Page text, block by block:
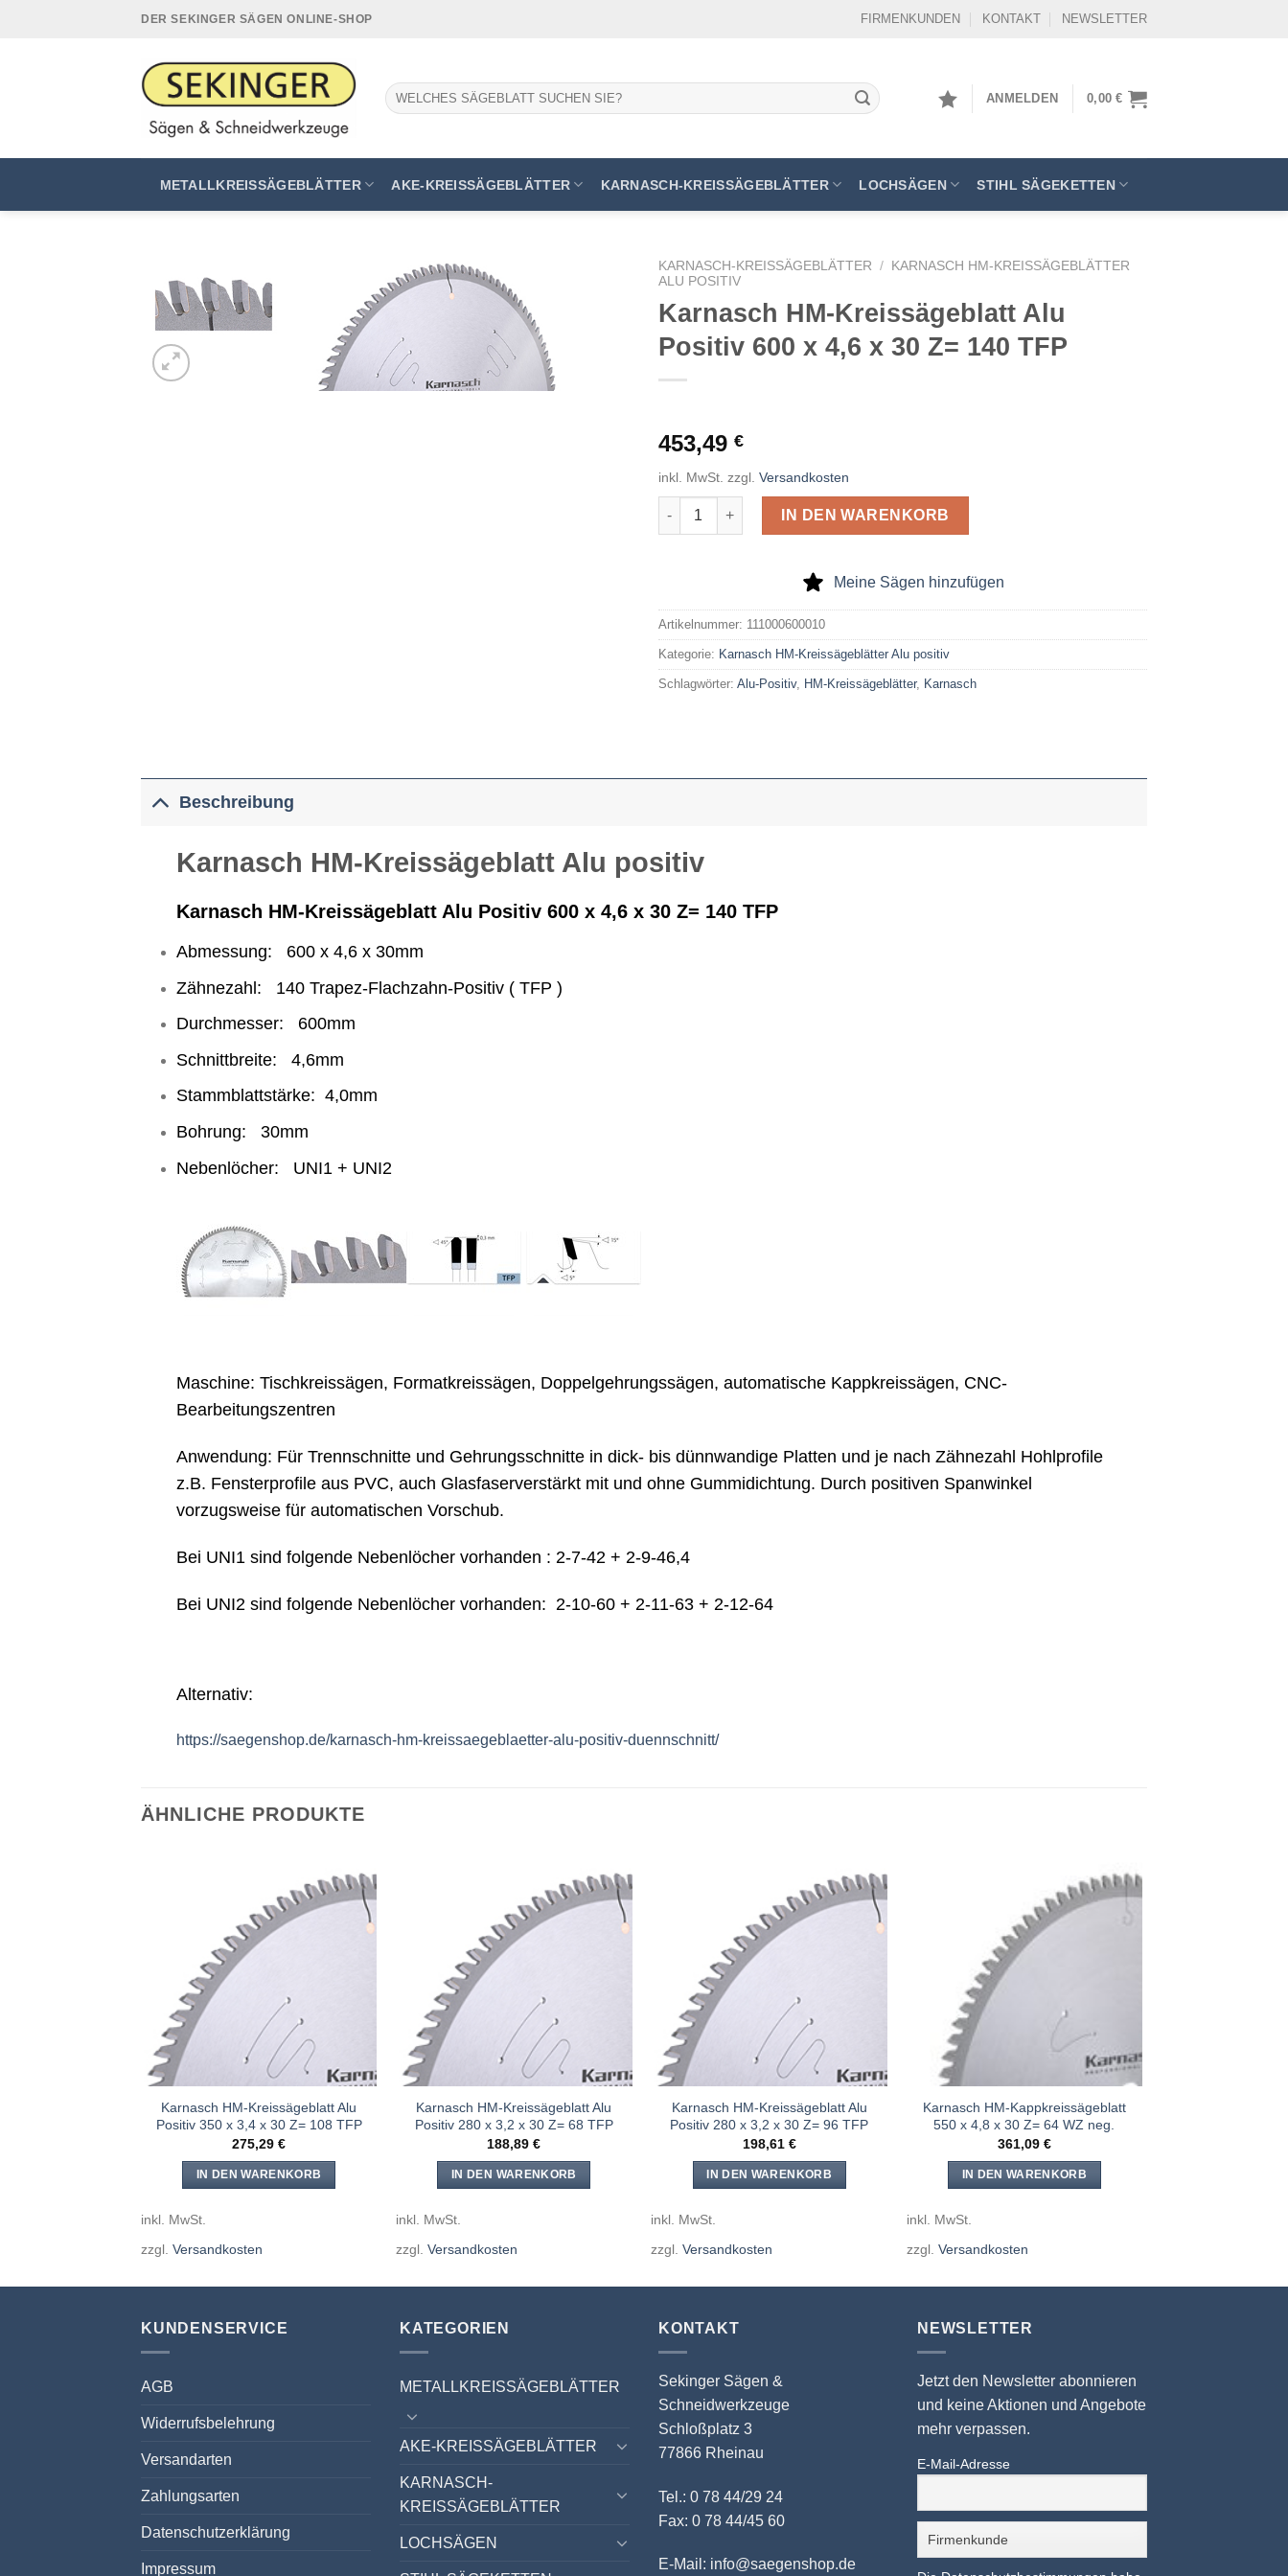
DER SEKINGER SÄGEN ONLINE-SHOP FIRMENKUNDEN KONTAKT NEWSLETTER
Suchen
nach:
ANMELDEN 0,00€
METALLKREISSÄGEBLÄTTER AKE-KREISSÄGEBLÄTTER KARNASCH-KREISSÄGEBLÄTTER LOCHSÄGEN STIHL SÄGEKETTEN
hinzufügen
KARNASCH-KREISSÄGEBLÄTTER /
KARNASCH HM-KREISSÄGEBLÄTTER
ALU POSITIV
Karnasch HM-Kreissägeblatt Alu
Positiv 600 x 4,6 x 30 Z= 140 TFP
453,49 €
inkl. MwSt. zzgl. Versandkosten
Karnasch HM-Kreissägeblatt Alu Positiv 600 x 4,6 x 30 Z= 140 TFP Menge
IN DEN WARENKORB
Meine Sägen hinzufügen
Artikelnummer: 111000600010
Kategorie: Karnasch HM-Kreissägeblätter Alu positiv
Schlagwörter: Alu-Positiv, HM-Kreissägeblätter, Karnasch
Beschreibung
Karnasch HM-Kreissägeblatt Alu positiv
Karnasch HM-Kreissägeblatt Alu Positiv 600 x 4,6 x 30 Z= 140 TFP
Abmessung: 600 x 4,6 x 30mm
Zähnezahl: 140 Trapez-Flachzahn-Positiv ( TFP )
Durchmesser: 600mm
Schnittbreite: 4,6mm
Stammblattstärke: 4,0mm
Bohrung: 30mm
Nebenlöcher: UNI1 + UNI2
Maschine: Tischkreissägen, Formatkreissägen, Doppelgehrungssägen, automatische Kappkreissägen, CNC-
Bearbeitungszentren
Anwendung: Für Trennschnitte und Gehrungsschnitte in dick- bis dünnwandige Platten und je nach Zähnezahl Hohlprofile
z.B. Fensterprofile aus PVC, auch Glasfaserverstärkt mit und ohne Gummidichtung. Durch positiven Spanwinkel
vorzugsweise für automatischen Vorschub.
Bei UNI1 sind folgende Nebenlöcher vorhanden : 2-7-42 + 2-9-46,4
Bei UNI2 sind folgende Nebenlöcher vorhanden: 2-10-60 + 2-11-63 + 2-12-64
Alternativ:
https://saegenshop.de/karnasch-hm-kreissaegeblaetter-alu-positiv-duennschnitt/
ÄHNLICHE PRODUKTE
Karnasch HM-Kreissägeblatt Alu
Positiv 350 x 3,4 x 30 Z= 108 TFP
275,29€
IN DEN WARENKORB
inkl. MwSt.
zzgl. Versandkosten
Karnasch HM-Kreissägeblatt Alu
Positiv 280 x 3,2 x 30 Z= 68 TFP
188,89€
IN DEN WARENKORB
inkl. MwSt.
zzgl.Versandkosten
Karnasch HM-Kreissägeblatt Alu
Positiv 280 x 3,2 x 30 Z= 96 TFP
198,61 €
IN DEN WARENKORB
inkl. MwSt.
zzgl.Versandkosten
Karnasch HM-Kappkreissägeblatt
550 x 4,8 x 30 Z= 64 WZ neg.
361,09 €
IN DEN WARENKORB
inkl. MwSt.
zzgl. Versandkosten
KUNDENSERVICE
AGB
Widerrufsbelehrung
Versandarten
Zahlungsarten
Datenschutzerklärung
Impressum
KATEGORIEN
METALLKREISSÄGEBLÄTTER
AKE-KREISSÄGEBLÄTTER
KARNASCH-
KREISSÄGEBLÄTTER
LOCHSÄGEN
KONTAKT
Sekinger Sägen &
Schneidwerkzeuge
Schloßplatz 3
77866 Rheinau
Tel.: 0 78 44/29 24
Fax: 0 78 44/45 60
E-Mail: info@saegenshop.de
NEWSLETTER
Jetzt den Newsletter abonnieren
und keine Aktionen und Angebote
mehr verpassen.
E-Mail-Adresse